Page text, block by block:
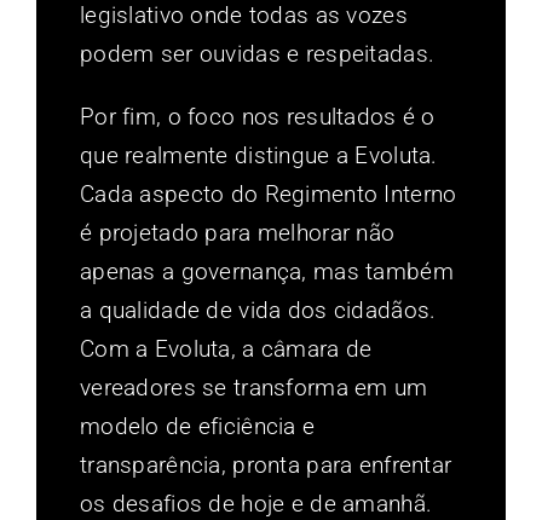
legislativo onde todas as vozes
podem ser ouvidas e respeitadas.
Por fim, o foco nos resultados é o
que realmente distingue a Evoluta.
Cada aspecto do Regimento Interno
é projetado para melhorar não
apenas a governança, mas também
a qualidade de vida dos cidadãos.
Com a Evoluta, a câmara de
vereadores se transforma em um
modelo de eficiência e
transparência, pronta para enfrentar
os desafios de hoje e de amanhã.